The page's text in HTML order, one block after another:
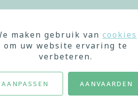
maken gebruik van cookies
om uw website ervaring te
verbeteren.
AANPASSEN AANVAARDEN